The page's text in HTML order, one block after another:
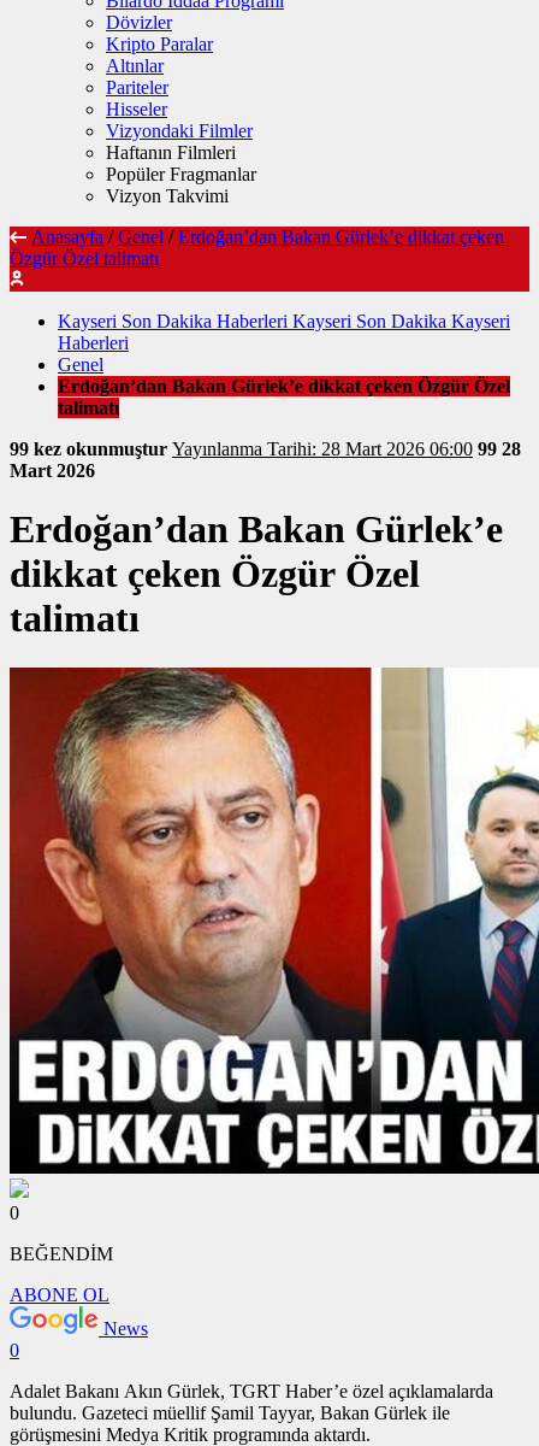
Dövizler
Kripto Paralar
Altınlar
Pariteler
Hisseler
Vizyondaki Filmler
Haftanın Filmleri
Popüler Fragmanlar
Vizyon Takvimi
Anasayfa / Genel / Erdoğan’dan Bakan Gürlek’e dikkat çeken
Özgür Özel talimatı
Kayseri Son Dakika Haberleri Kayseri Son Dakika Kayseri
Haberleri
Genel
Erdoğan’dan Bakan Gürlek’e dikkat çeken Özgür Özel
talimatı
99 kez okunmuştur
Yayınlanma Tarihi: 28 Mart 2026 06:00 99 28
Mart 2026
Erdoğan’dan Bakan Gürlek’e
dikkat çeken Özgür Özel
talimatı
0
BEĞENDİM
ABONE OL
News
0
Adalet Bakanı Akın Gürlek, TGRT Haber’e özel açıklamalarda
bulundu. Gazeteci müellif Şamil Tayyar, Bakan Gürlek ile
görüşmesini Medya Kritik programında aktardı.